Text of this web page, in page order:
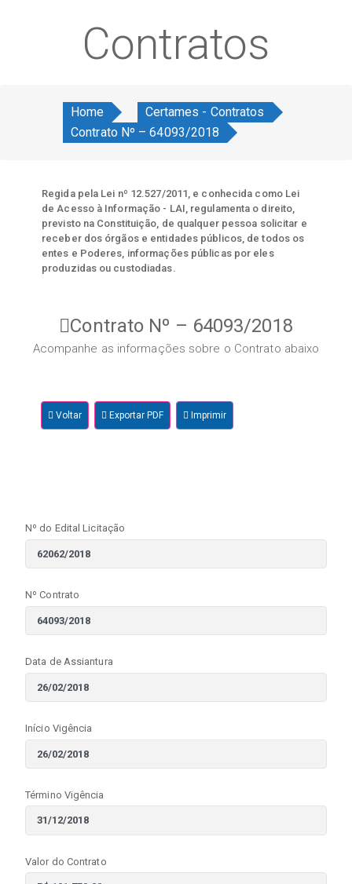
Contratos
Home
Certames - Contratos
Contrato Nº – 64093/2018
Regida pela Lei nº 12.527/2011, e conhecida como Lei
de Acesso à Informação - LAI, regulamenta o direito,
previsto na Constituição, de qualquer pessoa solicitar e
receber dos órgãos e entidades públicos, de todos os
entes e Poderes, informações públicas por eles
produzidas ou custodiadas.
Contrato Nº – 64093/2018
Acompanhe as informações sobre o Contrato abaixo
Voltar Exportar PDF Imprimir
Nº do Edital Licitação
Nº Contrato
Data de Assiantura
Início Vigência
Término Vigência
Valor do Contrato